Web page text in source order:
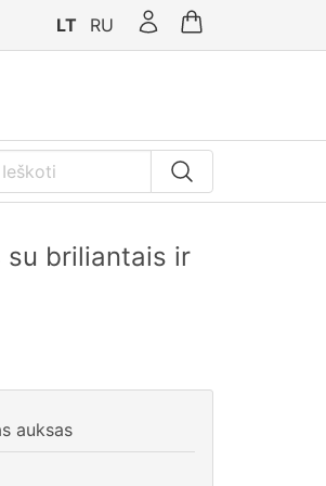
LT RU
su briliantais ir
auksas